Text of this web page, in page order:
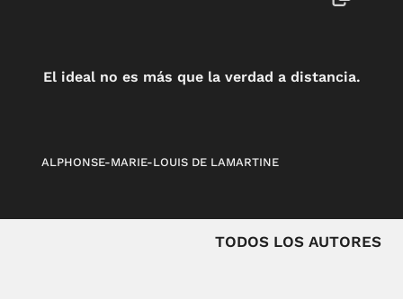
El ideal no es más que la verdad a distancia.
ALPHONSE-MARIE-LOUIS DE LAMARTINE
TODOS LOS AUTORES